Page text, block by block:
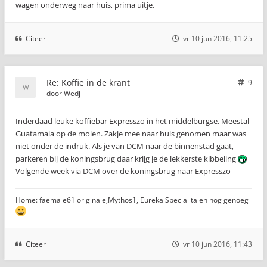
wagen onderweg naar huis, prima uitje.
Citeer vr 10 jun 2016, 11:25
Re: Koffie in de krant
9
doorWedj
Inderdaad leuke koffiebar Expresszo in het middelburgse. Meestal
Guatamala op de molen. Zakje mee naar huis genomen maar was
niet onder de indruk. Als je van DCM naar de binnenstad gaat,
parkeren bij de koningsbrug daar krijg je de lekkerste kibbeling
Volgende week via DCM over de koningsbrug naar Expresszo
Home: faema e61 originale,Mythos1, Eureka Specialita en nog genoeg
Citeer vr 10 jun 2016, 11:43